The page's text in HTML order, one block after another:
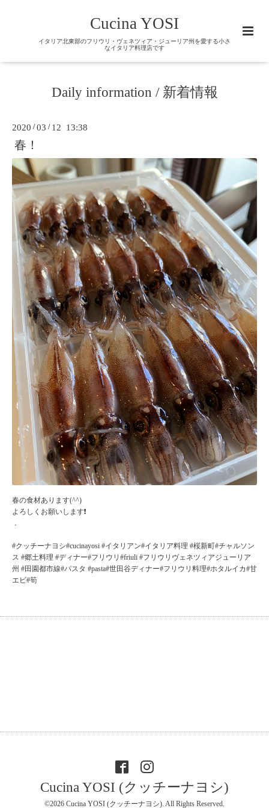
Cucina YOSI
イタリア北東部のフリウリ・ヴェネツィア・ジューリア州を愛する小さ
なイタリア料理店です
Daily information / 新着情報
2020 /03 / 12 13:38
春！
春の食材あります(^^)
よろしくお願いします❗️
．
#クッチーナヨシ#cucinayosi #イタリアン#イタリア料理 #桜新町#チャルソン
ス #郷土料理 #ディナー#フリウリ#friuli #フリウリヴェネツィアジューリア
州 #田園都市線#パスタ #pasta#世田谷ディナー#フリウリ料理#ホタルイカ#甘
エビ#筍
Cucina YOSI (クッチーナヨシ)
©2026 Cucina YOSI (クッチーナヨシ). All Rights Reserved.